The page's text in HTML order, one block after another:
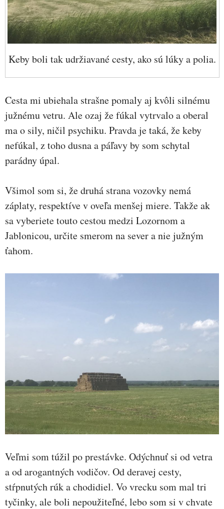
Keby boli tak udržiavané cesty, ako sú lúky a polia.
Cesta mi ubiehala strašne pomaly aj kvôli silnému
južnému vetru. Ale ozaj že fúkal vytrvalo a oberal
ma o sily, ničil psychiku. Pravda je taká, že keby
nefúkal, z toho dusna a páľavy by som schytal
parádny úpal.
Všimol som si, že druhá strana vozovky nemá
záplaty, respektíve v oveľa menšej miere. Takže ak
sa vyberiete touto cestou medzi Lozornom a
Jablonicou, určite smerom na sever a nie južným
ťahom.
Veľmi som túžil po prestávke. Odýchnuť si od vetra
a od arogantných vodičov. Od deravej cesty,
stŕpnutých rúk a chodidiel. Vo vrecku som mal tri
tyčinky, ale boli nepoužiteľné, lebo som si v chvate